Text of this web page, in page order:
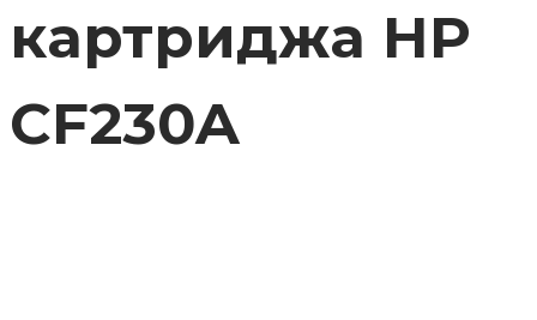
картриджа HP
CF230A